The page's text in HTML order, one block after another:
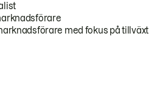
med fokus på tillväxt